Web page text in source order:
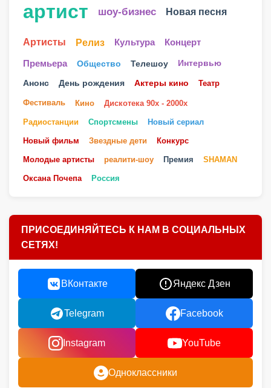
артист шоу-бизнес Новая песня
Артисты Релиз Культура Концерт
Премьера Общество Телешоу Интервью
Анонс День рождения Актеры кино Театр
Фестиваль Кино Дискотека 90х - 2000х
Радиостанции Спортсмены Новый сериал
Новый фильм Звездные дети Конкурс
Молодые артисты реалити-шоу Премия SHAMAN
Оксана Почепа Россия
ПРИСОЕДИНЯЙТЕСЬ К НАМ В СОЦИАЛЬНЫХ
СЕТЯХ!
ВКонтакте Яндекс Дзен
Telegram Facebook
Instagram YouTube
Одноклассники